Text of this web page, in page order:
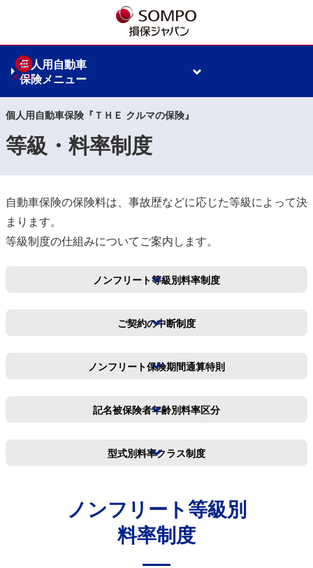
個人用自動車
保険メニュー
個人用自動車保険『ＴＨＥ クルマの保険』
等級・料率制度
自動車保険の保険料は、事故歴などに応じた等級によって決
まります。
等級制度の仕組みについてご案内します。
ノンフリート等級別料率制度
ご契約の中断制度
ノンフリート保険期間通算特則
記名被保険者年齢別料率区分
型式別料率クラス制度
ノンフリート等級別
料率制度